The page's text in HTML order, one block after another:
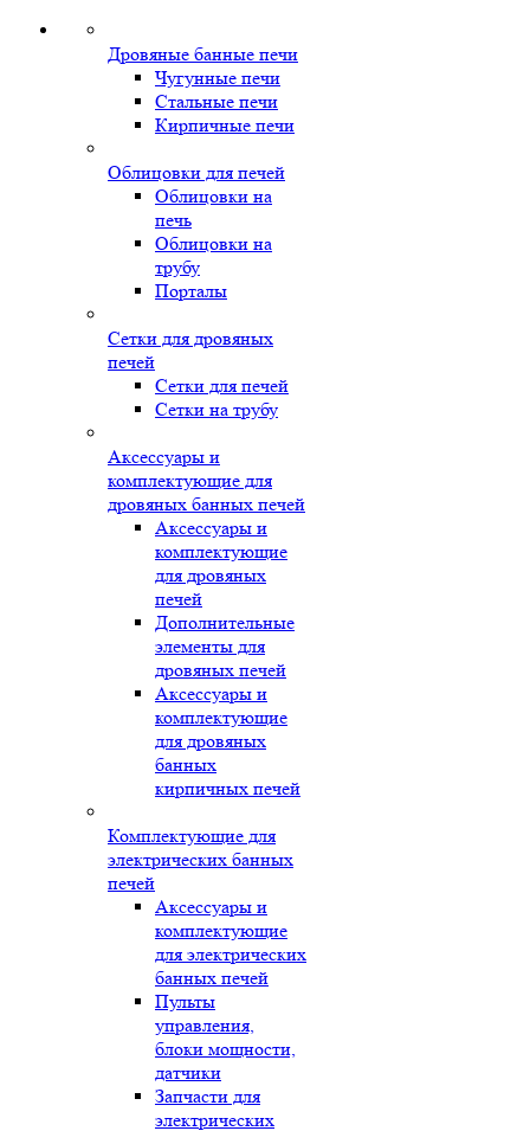
Дровяные банные печи
Чугунные печи
Стальные печи
Кирпичные печи
Облицовки для печей
Облицовки на
печь
Облицовки на
трубу
Порталы
Сетки для дровяных
печей
Сетки для печей
Сетки на трубу
Аксессуары и
комплектующие для
дровяных банных печей
Аксессуары и
комплектующие
для дровяных
печей
Дополнительные
элементы для
дровяных печей
Аксессуары и
комплектующие
для дровяных
банных
кирпичных печей
Комплектующие для
электрических банных
печей
Аксессуары и
комплектующие
для электрических
банных печей
Пульты
управления,
блоки мощности,
датчики
Запчасти для
электрических